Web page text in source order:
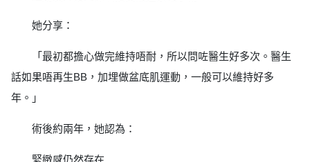
她分享：
「最初都擔心做完維持唔耐，所以問咗醫生好多次。醫生
話如果唔再生BB，加埋做盆底肌運動，一般可以維持好多
年。」
術後約兩年，她認為：
緊緻感仍然存在